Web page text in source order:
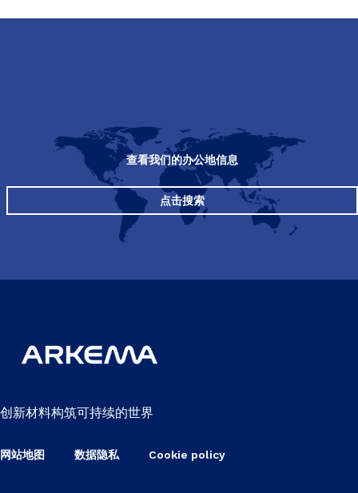
查看我们的办公地信息
点击搜索
创新材料构筑可持续的世界
网站地图 数据隐私 Cookie policy